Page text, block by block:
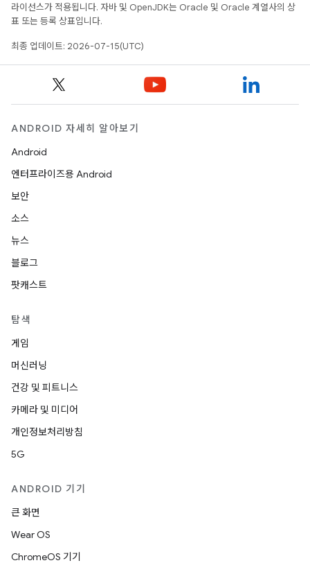
라이선스가 적용됩니다. 자바 및 OpenJDK는 Oracle 및 Oracle 계열사의 상
표 또는 등록 상표입니다.
최종 업데이트: 2026-07-15(UTC)
ANDROID 자세히 알아보기
Android
엔터프라이즈용 Android
보안
소스
뉴스
블로그
팟캐스트
탐색
게임
머신러닝
건강 및 피트니스
카메라 및 미디어
개인정보처리방침
5G
ANDROID 기기
큰 화면
Wear OS
ChromeOS 기기